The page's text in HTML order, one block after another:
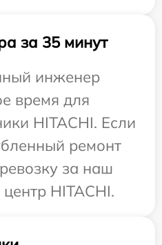
за 35 минут
инженер
время для
HITACHI. Если
ремонт
за наш
HITACHI.